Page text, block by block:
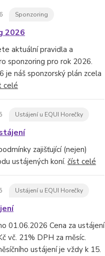
Sponzoring
2026
aktuální pravidla a
sponzoring pro rok 2026.
je náš sponzorský plán zcela
celé
Ustájení u EQUI Horečky
zajišťující (nejen)
ustájených koní. číst celé
Ustájení u EQUI Horečky
01.06.2026 Cena za ustájení
vč. 21% DPH za měsíc.
ustájení je vždy k 15.